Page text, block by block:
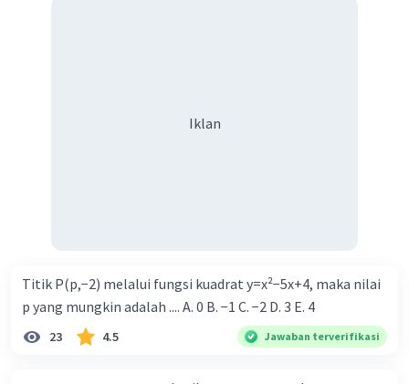
Iklan
Titik P(p,−2) melalui fungsi kuadrat y=x²−5x+4, maka nilai
p yang mungkin adalah .... A. 0 B. −1 C. −2 D. 3 E. 4
23 4.5 Jawaban terverifikasi